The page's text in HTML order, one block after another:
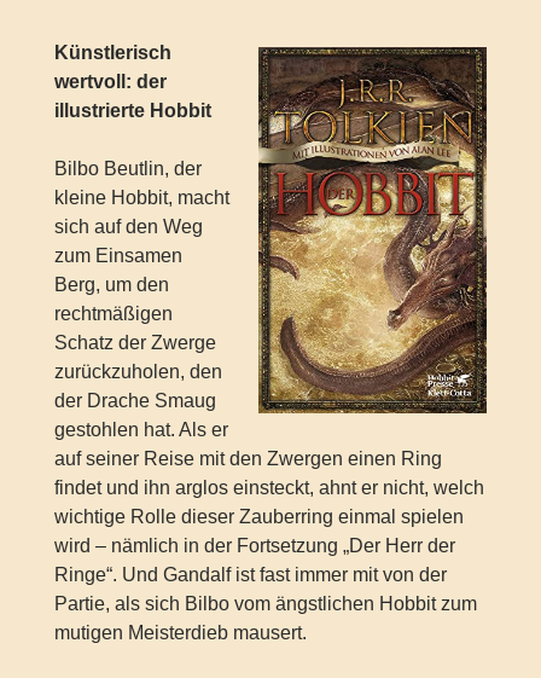
Künstlerisch
wertvoll: der
illustrierte Hobbit
Bilbo Beutlin, der
kleine Hobbit, macht
sich auf den Weg
zum Einsamen
Berg, um den
rechtmäßigen
Schatz der Zwerge
zurückzuholen, den
der Drache Smaug
gestohlen hat. Als er
auf seiner Reise mit den Zwergen einen Ring
findet und ihn arglos einsteckt, ahnt er nicht, welch
wichtige Rolle dieser Zauberring einmal spielen
wird – nämlich in der Fortsetzung „Der Herr der
Ringe“. Und Gandalf ist fast immer mit von der
Partie, als sich Bilbo vom ängstlichen Hobbit zum
mutigen Meisterdieb mausert.